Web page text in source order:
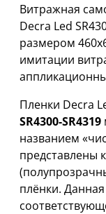
Витражная
Decra Led
размером
имитации
Пленки Decra
SR4300-SR4319
названием
представлены
плёнки.